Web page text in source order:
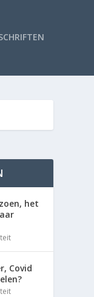
het
Covid